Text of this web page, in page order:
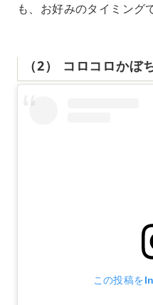
も、お好みのタイミング
（2） コロコロかぼ
この投稿を